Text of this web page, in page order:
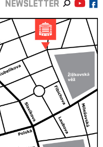
NEWSLETTER